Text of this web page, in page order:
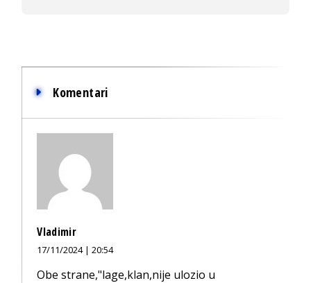
Komentari
Vladimir
17/11/2024 | 20:54
Obe strane,"lage,klan,nije ulozio u